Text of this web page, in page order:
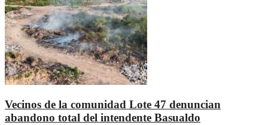
Vecinos de la comunidad Lote 47 denuncian
abandono total del intendente Basualdo